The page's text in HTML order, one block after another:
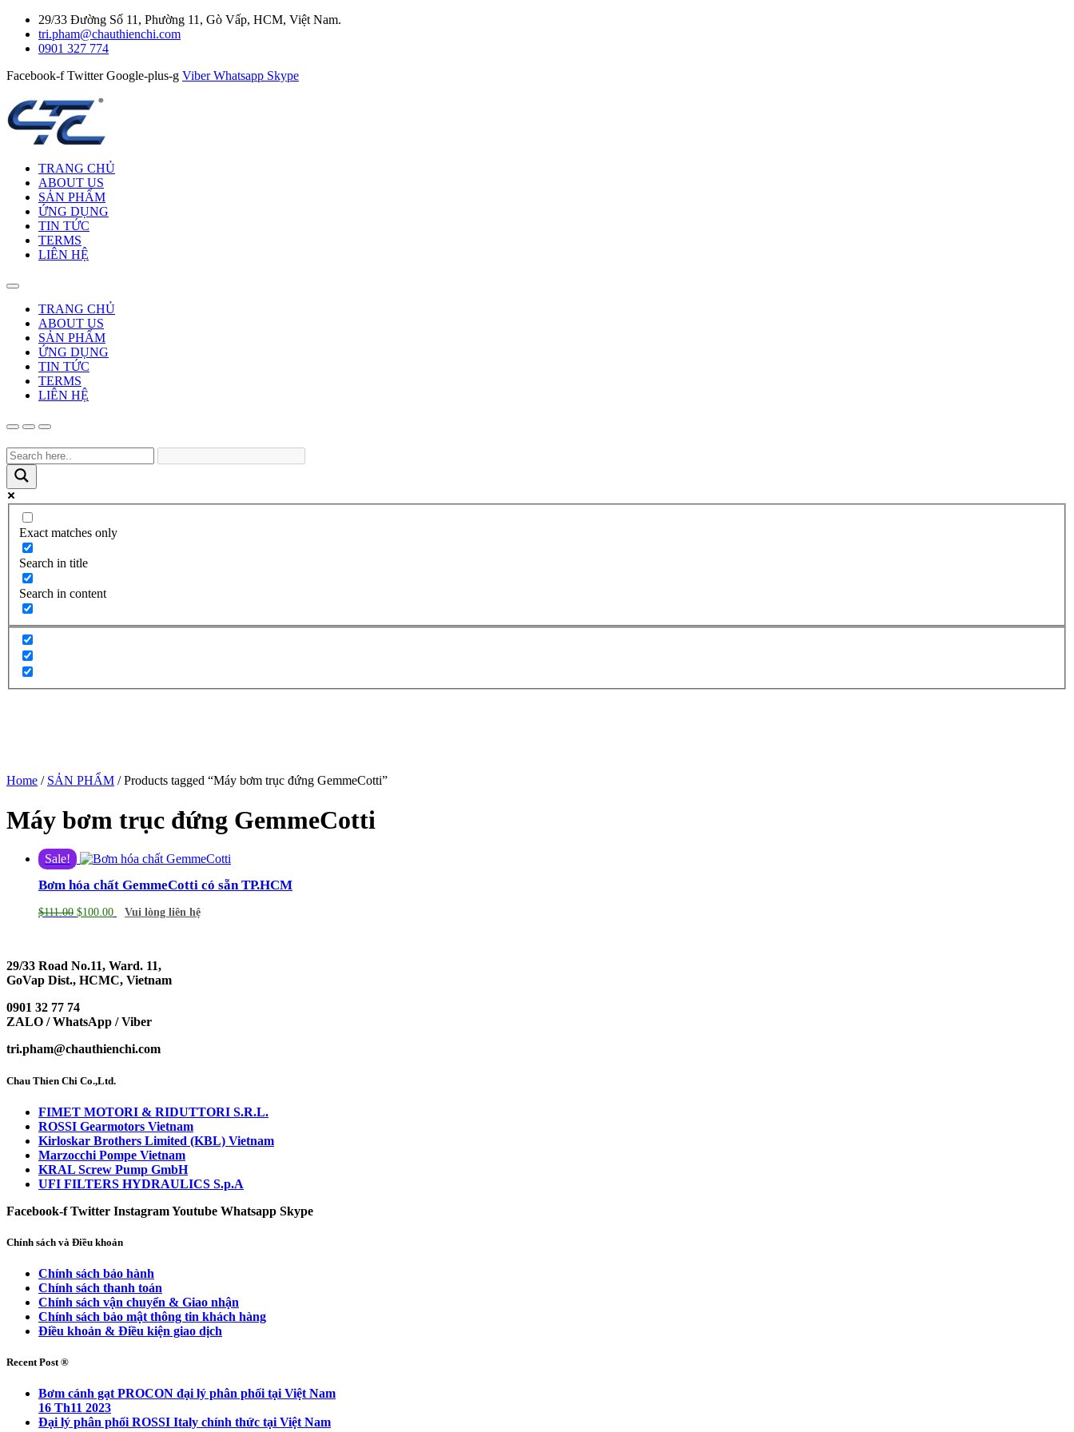
29/33 Đường Số 11, Phường 11, Gò Vấp, HCM, Việt Nam.
tri.pham@chauthienchi.com
0901 327 774
Facebook-f Twitter Google-plus-g Viber Whatsapp Skype
TRANG CHỦ
ABOUT US
SẢN PHẨM
ỨNG DỤNG
TIN TỨC
TERMS
LIÊN HỆ
TRANG CHỦ
ABOUT US
SẢN PHẨM
ỨNG DỤNG
TIN TỨC
TERMS
LIÊN HỆ
Exact matches only
Search in title
Search in content
Home / SẢN PHẨM / Products tagged “Máy bơm trục đứng GemmeCotti”
Máy bơm trục đứng GemmeCotti
Sale!
Bơm hóa chất GemmeCotti có sẵn TP.HCM
$111.00 $100.00 Vui lòng liên hệ
29/33 Road No.11, Ward. 11,
GoVap Dist., HCMC, Vietnam
0901 32 77 74
ZALO / WhatsApp / Viber
tri.pham@chauthienchi.com
Chau Thien Chi Co.,Ltd.
FIMET MOTORI & RIDUTTORI S.R.L.
ROSSI Gearmotors Vietnam
Kirloskar Brothers Limited (KBL) Vietnam
Marzocchi Pompe Vietnam
KRAL Screw Pump GmbH
UFI FILTERS HYDRAULICS S.p.A
Facebook-f Twitter InstagramYoutube Whatsapp Skype
Chính sách và Điều khoản
Chính sách bảo hành
Chính sách thanh toán
Chính sách vận chuyển & Giao nhận
Chính sách bảo mật thông tin khách hàng
Điều khoản & Điều kiện giao dịch
Recent Post ®
Bơm cánh gạt PROCON đại lý phân phối tại Việt Nam
16 Th11 2023
Đại lý phân phối ROSSI Italy chính thức tại Việt Nam